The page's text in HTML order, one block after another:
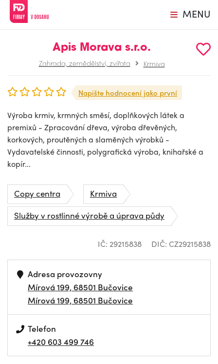
MENU
Apis Morava s.r.o.
Zahrada, zemědělství, zvířata Krmiva
Napište hodnocení jako první
Výroba krmiv, krmných směsí, doplňkových látek a
premixů - Zpracování dřeva, výroba dřevěných,
korkových, proutěných a slaměných výrobků -
Vydavatelské činnosti, polygrafická výroba, knihařské a
kopír...
Copy centra
Krmiva
Služby v rostlinné výrobě a úprava půdy
IČ: 29215838 DIČ: CZ29215838
Adresa provozovny
Mírová 199, 68501 Bučovice
Mírová 199, 68501 Bučovice
Telefon
+420 603 499 746